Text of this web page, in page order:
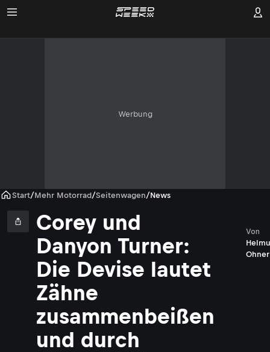
Werbung
Start/Mehr Motorrad/Seitenwagen/News
Corey und
Danyon Turner:
Die Devise lautet
Zähne
zusammenbeißen
und durch
Ohner
Von